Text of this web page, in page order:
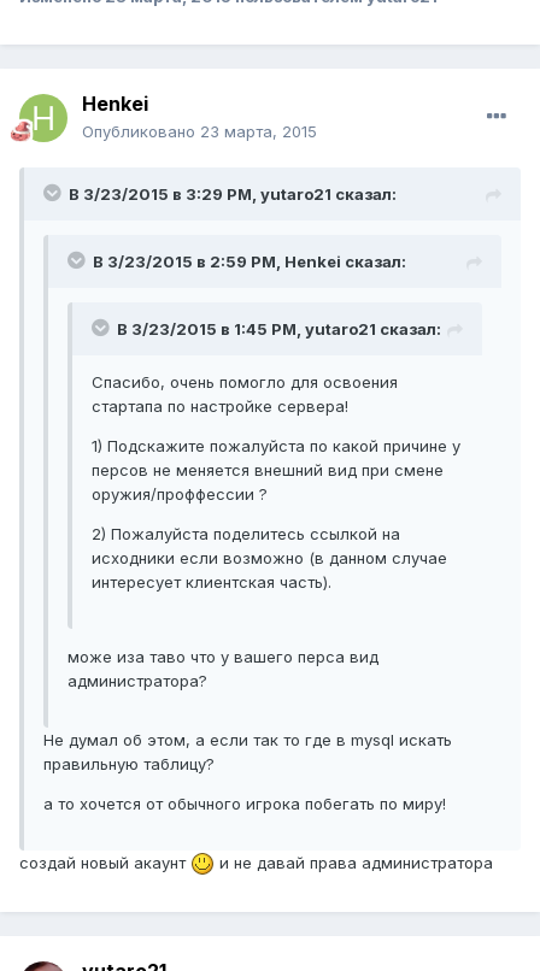
Henkei
Опубликовано 23 марта, 2015
В 3/23/2015 в 3:29 PM, yutaro21 сказал:
В 3/23/2015 в 2:59 PM, Henkei сказал:
В 3/23/2015 в 1:45 PM, yutaro21 сказал:
Спасибо, очень помогло для освоения
стартапа по настройке сервера!
1) Подскажите пожалуйста по какой причине у
персов не меняется внешний вид при смене
оружия/проффессии ?
2) Пожалуйста поделитесь ссылкой на
исходники если возможно (в данном случае
интересует клиентская часть).
може иза таво что у вашего перса вид
администратора?
Не думал об этом, а если так то где в mysql искать
правильную таблицу?
а то хочется от обычного игрока побегать по миру!
создай новый акаунт и не давай права администратора